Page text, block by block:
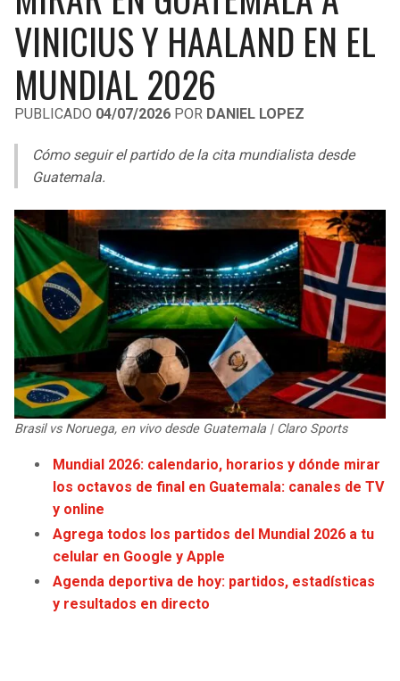
LIGA DE EXPANSIÓN MX
LEAGUES CUP
UEFA EUROPA LEAGUE
UEFA CONFERENCE LEAGUE
MLS
COPA SUDAMERICANA
LIGA BETPLAY
OTRAS LIGAS
RAIDERS
CHARGERS
BENGALS
BROWNS
STEELERS
TEXANS
COLTS
JAGUARS
TITANS
COWBOYS
GIANTS
EAGLES
CAVALIERS
PISTONS
BUCKS
HAWKS
HORNETS
HEAT
MAGIC
WIZARDS
WARRIORS
CLIPPERS
LAKERS
SUNS
VINICIUS Y HAALAND EN EL
MUNDIAL 2026
PUBLICADO 04/07/2026 POR DANIEL LOPEZ
Cómo seguir el partido de la cita mundialista desde
Guatemala.
Brasil vs Noruega, en vivo desde Guatemala | Claro Sports
Mundial 2026: calendario, horarios y dónde mirar
los octavos de final en Guatemala: canales de TV
y online
Agrega todos los partidos del Mundial 2026 a tu
celular en Google y Apple
Agenda deportiva de hoy: partidos, estadísticas
y resultados en directo